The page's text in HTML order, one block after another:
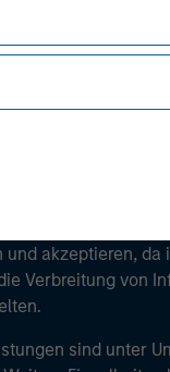
Stanley
akzeptieren,
Verbreitung von
sind unter